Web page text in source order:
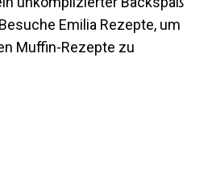
Emilia Rezepte, um
Muffin-Rezepte zu